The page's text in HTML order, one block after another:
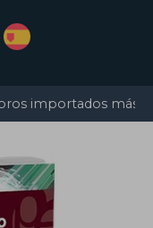
importados más